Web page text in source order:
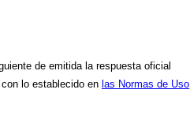
de emitida la respuesta oficial
lo establecido en las Normas de Uso